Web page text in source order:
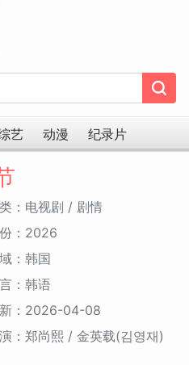
艺 动漫 纪录片
：电视剧 / 剧情
：2026
：韩国
：韩语
：2026-04-08
：郑尚熙 / 金英载(김영재)